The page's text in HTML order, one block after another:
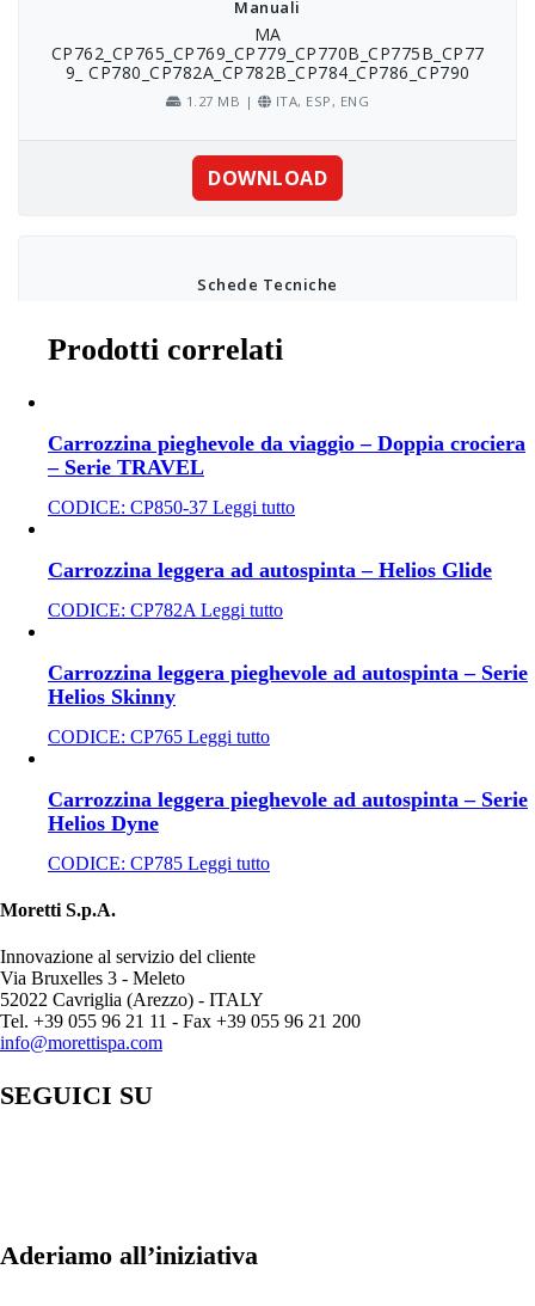
Prodotti correlati
Carrozzina pieghevole da viaggio – Doppia crociera
– Serie TRAVEL
CODICE: CP850-37 Leggi tutto
Carrozzina leggera ad autospinta – Helios Glide
CODICE: CP782A Leggi tutto
Carrozzina leggera pieghevole ad autospinta – Serie
Helios Skinny
CODICE: CP765 Leggi tutto
Carrozzina leggera pieghevole ad autospinta – Serie
Helios Dyne
CODICE: CP785 Leggi tutto
Moretti S.p.A.
Innovazione al servizio del cliente
Via Bruxelles 3 - Meleto
52022 Cavriglia (Arezzo) - ITALY
Tel. +39 055 96 21 11 - Fax +39 055 96 21 200
info@morettispa.com
SEGUICI SU
Aderiamo all’iniziativa